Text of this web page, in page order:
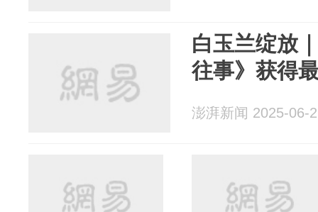
白玉兰绽放
往事》获得
澎湃新闻 2025-06-